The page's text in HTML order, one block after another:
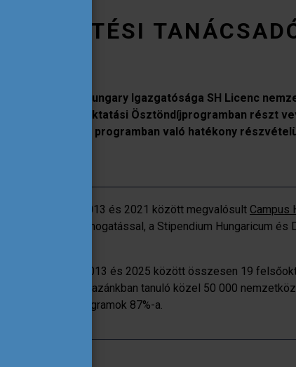
Study in Hungary Igazgatósága SH Licenc
Diaszpóra Felsőoktatási Ösztöndíjprogramban
és az SH/DFP programban való hatékony
tanácsadás a 2013 és 2021 között megvalósult Campus
2023-tól hazai támogatással, a Stipendium Hungaricum
tanácsadásban 2013 és 2025 között összesen 19
hallgatók, akik a hazánkban tanuló közel 50 000
képzési programok 87%-a.